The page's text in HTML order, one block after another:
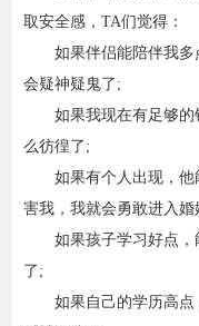
取安全感，TA们觉得：
如果伴侣能陪伴我
会疑神疑鬼了;
如果我现在有足够
么彷徨了;
如果有个人出现，
害我，我就会勇敢进入婚
如果孩子学习好点
了;
如果自己的学历高